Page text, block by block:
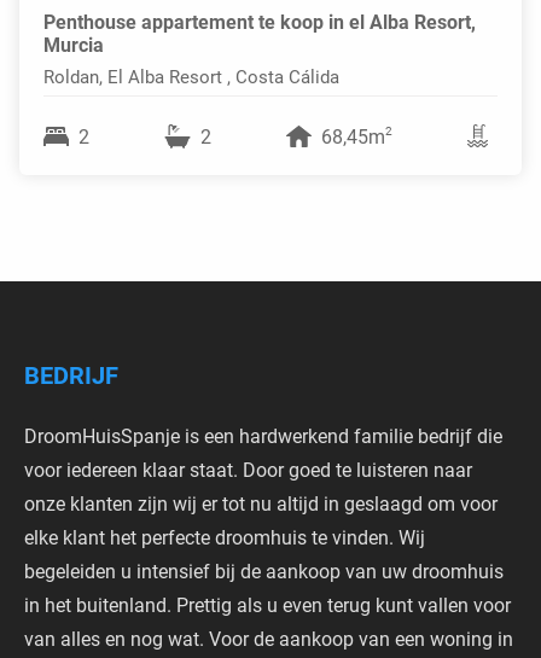
Penthouse appartement te koop in el Alba Resort,
Murcia
Roldan, El Alba Resort , Costa Cálida
2 2 68,45m2
BEDRIJF
DroomHuisSpanje is een hardwerkend familie bedrijf die
voor iedereen klaar staat. Door goed te luisteren naar
onze klanten zijn wij er tot nu altijd in geslaagd om voor
elke klant het perfecte droomhuis te vinden. Wij
begeleiden u intensief bij de aankoop van uw droomhuis
in het buitenland. Prettig als u even terug kunt vallen voor
van alles en nog wat. Voor de aankoop van een woning in